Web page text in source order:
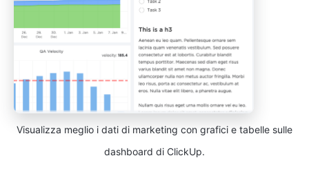
Visualizza meglio i dati di marketing con grafici e tabelle sulle
dashboard di ClickUp.